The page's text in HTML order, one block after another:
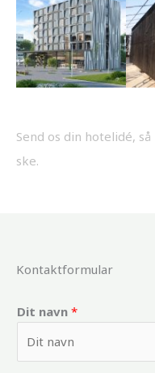
Send os din hotelidé,
ske.
Kontaktformular
Dit navn *